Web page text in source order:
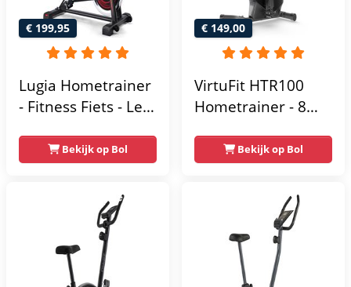
€ 199,95
Lugia Hometrainer
- Fitness Fiets - Led
Verstelbaar Zadel -
0-100% weerstand
Hartslagfunctie -
Max 130kg -
Extreem Stil
Bekijk op Bol
€ 149,00
VirtuFit HTR100
Hometrainer - 8
Weerstandniveau's
- Verstelbaar zadel
Tablethouder -
Max. 120 kg
Gebruikersgewicht
- Fitnessfiets
Bekijk op Bol